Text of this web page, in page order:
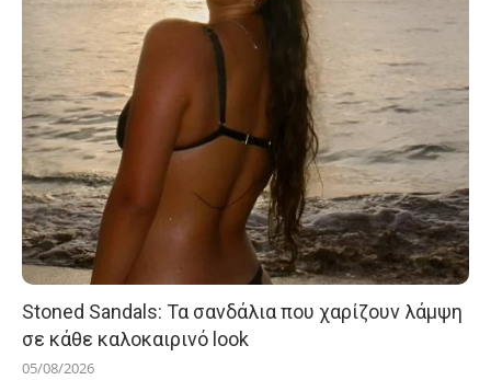
Stoned Sandals: Τα σανδάλια που χαρίζουν λάμψη
σε κάθε καλοκαιρινό look
05/08/2026